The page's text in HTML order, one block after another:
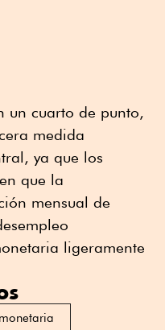
un cuarto de punto,
medida
ya que los
que la
mensual de
ligeramente